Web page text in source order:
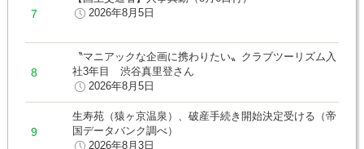
2026年8月5日
〝マニアックな企画に携わりたい〟クラブツーリズム入
社3年目 渋谷真里登さん
2026年8月5日
生寿苑（猿ヶ京温泉）、破産手続き開始決定受ける（帝
国データバンク調べ）
2026年8月3日